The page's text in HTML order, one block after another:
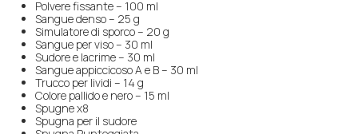
Polvere fissante – 100 ml
Sangue denso – 25 g
Simulatore di sporco – 20 g
Sangue per viso – 30 ml
Sudore e lacrime – 30 ml
Sangue appiccicoso A e B – 30 ml
Trucco per lividi – 14 g
Colore pallido e nero – 15 ml
Spugne x8
Spugna per il sudore